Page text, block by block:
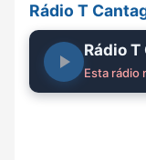
Rádio T
Rádio
Esta rádio